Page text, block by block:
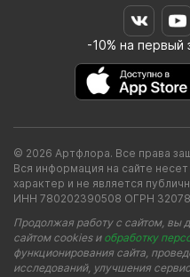
-10% на первый
© 2026 Артфлора. Все права
Вся информация на сайте
характер и не является
ИНН 780202390508 ОГРН
Продолжая работу с сайтом, вы
сайтом cookies и обработку
функционирования сайта,
исследований, улучшения